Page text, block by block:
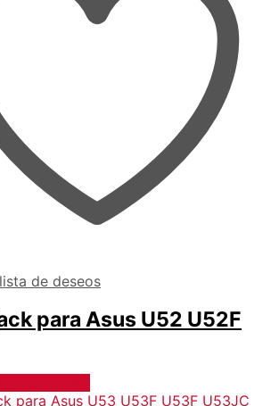
de deseos
para Asus U52 U52F